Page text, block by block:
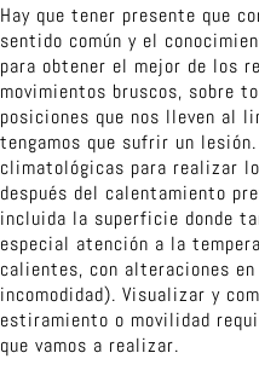
Hay que tener presente que
sentido común y el
para obtener el mejor de los
movimientos bruscos, sobre
posiciones que nos lleven al
tengamos que sufrir un
climatológicas para realizar
después del calentamiento
incluida la superficie donde
especial atención a la
calientes, con alteraciones
incomodidad). Visualizar y
estiramiento o movilidad
que vamos a realizar.